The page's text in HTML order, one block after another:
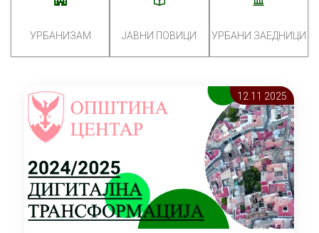
УРБАНИЗАМ ЈАВНИ ПОВИЦИ УРБАНИ ЗАЕДНИЦИ
12.11 2025